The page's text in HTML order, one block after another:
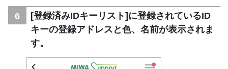
[登録済みIDキーリスト]に登録されているID
キーの登録アドレスと色、名前が表示されま
す。